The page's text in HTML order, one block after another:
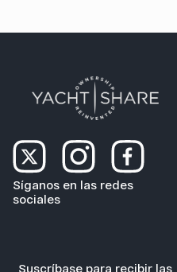
Síganos en las redes
sociales
Suscríbase para recibir las